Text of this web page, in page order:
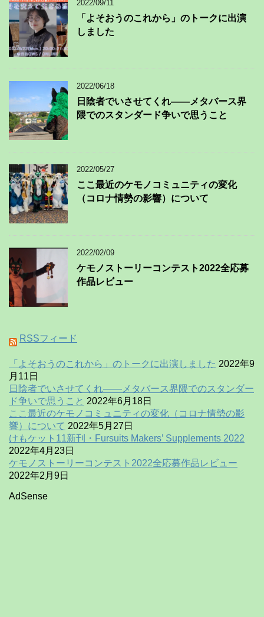
2022/09/11
「よそおうのこれから」のトークに出演
しました
2022/06/18
日陰者でいさせてくれ——メタバース界
隈でのスタンダード争いで思うこと
2022/05/27
ここ最近のケモノコミュニティの変化
（コロナ情勢の影響）について
2022/02/09
ケモノストーリーコンテスト2022全応募
作品レビュー
RSSフィード
「よそおうのこれから」のトークに出演しました 2022年9
月11日
日陰者でいさせてくれ——メタバース界隈でのスタンダー
ド争いで思うこと 2022年6月18日
ここ最近のケモノコミュニティの変化（コロナ情勢の影
響）について 2022年5月27日
けもケット11新刊・Fursuits Makers’ Supplements 2022
2022年4月23日
ケモノストーリーコンテスト2022全応募作品レビュー
2022年2月9日
AdSense